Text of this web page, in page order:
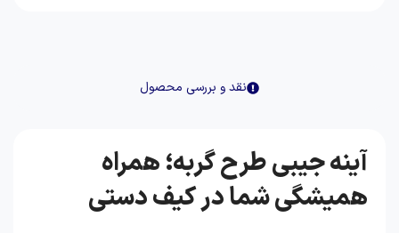
نقد و بررسی محصول
آینه جیبی طرح گربه؛ همراه
همیشگی شما در کیف دستی